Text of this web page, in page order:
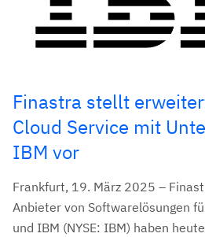
Finastra stellt
Cloud Service mit
IBM vor
Frankfurt, 19. März 2025 –
Anbieter von Softwarelösungen
und IBM (NYSE: IBM) haben